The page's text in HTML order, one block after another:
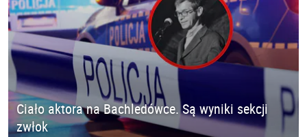
Ciało aktora na Bachledówce. Są wyniki sekcji
zwłok